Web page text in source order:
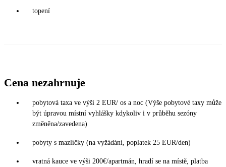
topení
Cena nezahrnuje
pobytová taxa ve výši 2 EUR/ os a noc (Výše pobytové taxy může
být úpravou místní vyhlášky kdykoliv i v průběhu sezóny
změněna/zavedena)
pobyty s mazlíčky (na vyžádání, poplatek 25 EUR/den)
vratná kauce ve výši 200€/apartmán, hradí se na místě, platba